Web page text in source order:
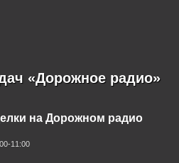
«Дорожное радио»
на Дорожном радио
11:00